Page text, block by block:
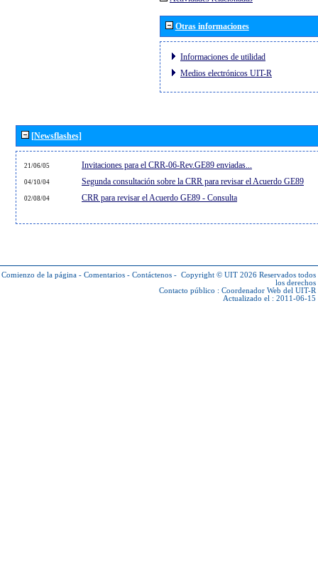
Otras informaciones
Informaciones de utilidad
Medios electrónicos UIT-R
[Newsflashes]
21/06/05 Invitaciones para el CRR-06-Rev.GE89 enviadas...
04/10/04 Segunda consultación sobre la CRR para revisar el Acuerdo GE89
02/08/04 CRR para revisar el Acuerdo GE89 - Consulta
Comienzo de la página - Comentarios - Contáctenos - Copyright © UIT 2026 Reservados todos
los derechos
Contacto público : Coordenador Web del UIT-R
Actualizado el : 2011-06-15